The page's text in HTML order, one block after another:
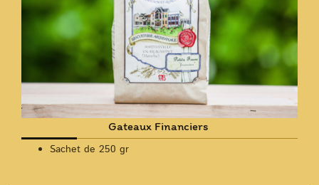
Gateaux Financiers
Sachet de 250 gr